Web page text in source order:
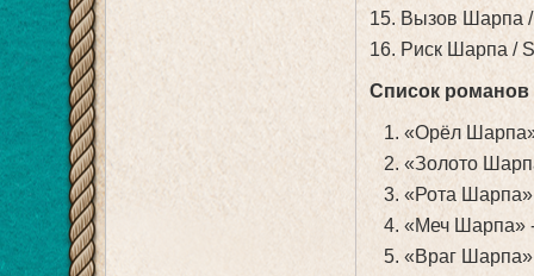
15. Вызов Шарпа /
16. Риск Шарпа /
Список романов
1. «Орёл
2. «Золото
3. «Рота Шарпа»
4. «Меч Шарпа»
5. «Враг Шарпа»